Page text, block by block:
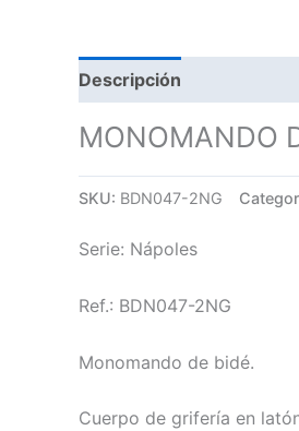
Descripción
MONOMANDO
SKU: BDN047-2NG
Serie: Nápoles
Ref.: BDN047-2NG
Monomando de bidé.
Cuerpo de grifería en